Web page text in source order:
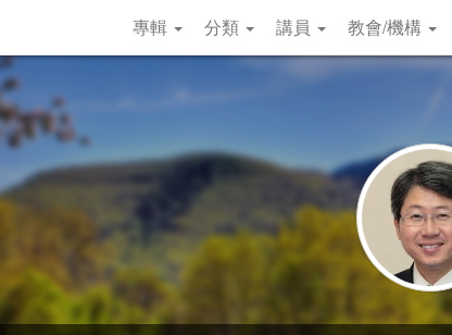
專輯 分類 講員 教會/機構